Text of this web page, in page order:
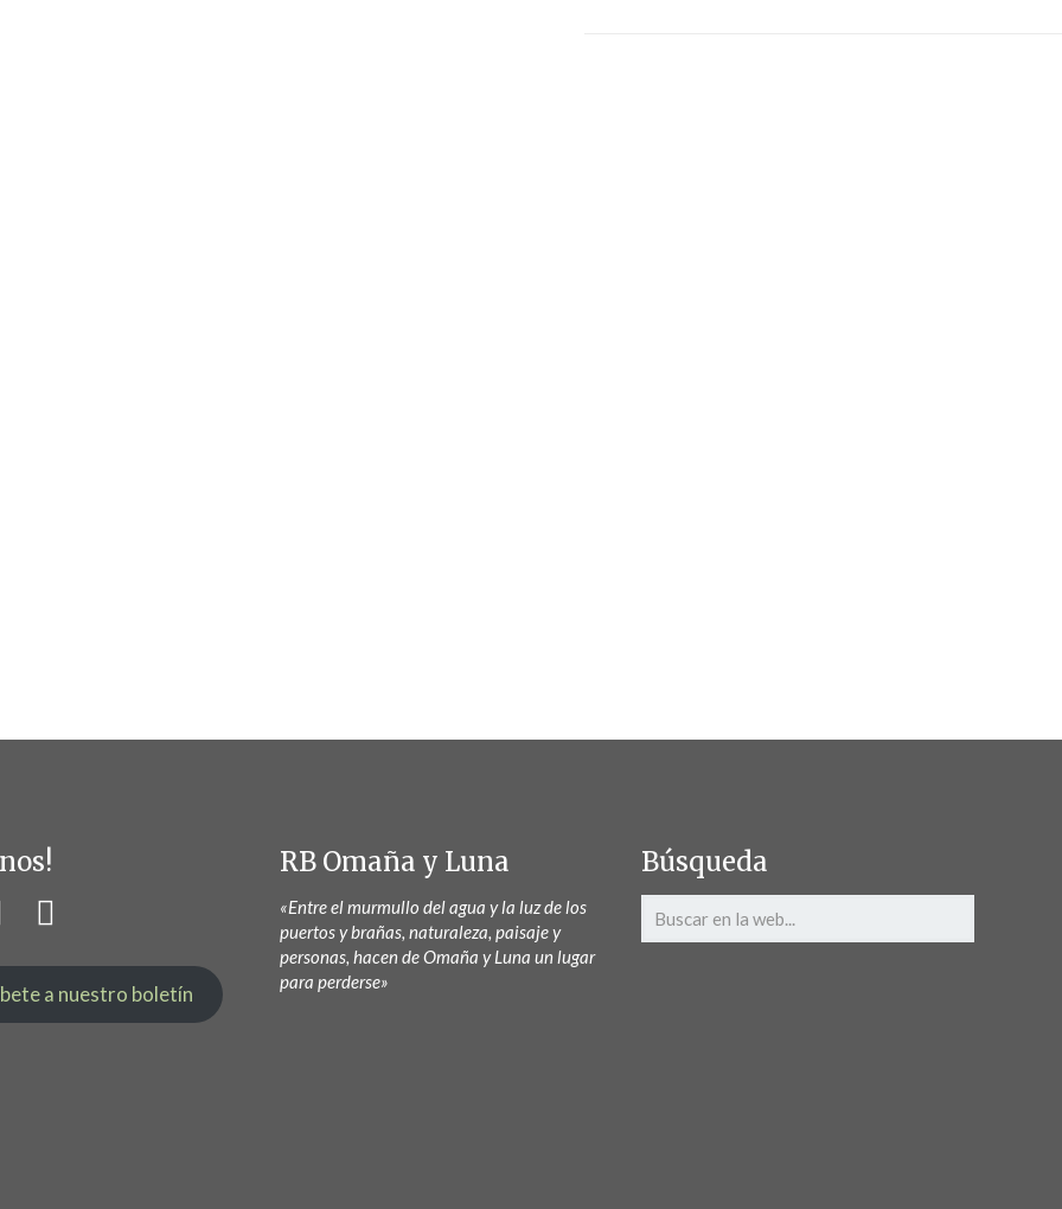
a nuestro boletín
RB Omaña y Luna
«Entre el murmullo del agua y la luz de los
puertos y brañas, naturaleza, paisaje y
personas, hacen de Omaña y Luna un lugar
para perderse»
Búsqueda